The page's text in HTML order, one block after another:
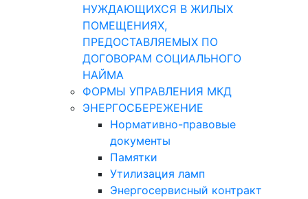
НУЖДАЮЩИХСЯ В ЖИЛЫХ
ПОМЕЩЕНИЯХ,
ПРЕДОСТАВЛЯЕМЫХ ПО
ДОГОВОРАМ СОЦИАЛЬНОГО
НАЙМА
ФОРМЫ УПРАВЛЕНИЯ МКД
ЭНЕРГОСБЕРЕЖЕНИЕ
Нормативно-правовые
документы
Памятки
Утилизация ламп
Энергосервисный контракт